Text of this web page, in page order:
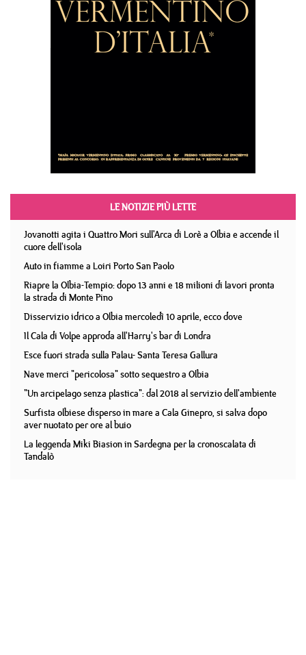
LE NOTIZIE PIÙ LETTE
Jovanotti agita i Quattro Mori sull'Arca di Lorè a Olbia e accende il
cuore dell'isola
Auto in fiamme a Loiri Porto San Paolo
Riapre la Olbia-Tempio: dopo 13 anni e 18 milioni di lavori pronta
la strada di Monte Pino
Disservizio idrico a Olbia mercoledì 10 aprile, ecco dove
Il Cala di Volpe approda all'Harry's bar di Londra
Esce fuori strada sulla Palau- Santa Teresa Gallura
Nave merci "pericolosa" sotto sequestro a Olbia
"Un arcipelago senza plastica": dal 2018 al servizio dell'ambiente
Surfista olbiese disperso in mare a Cala Ginepro, si salva dopo
aver nuotato per ore al buio
La leggenda Miki Biasion in Sardegna per la cronoscalata di
Tandalò